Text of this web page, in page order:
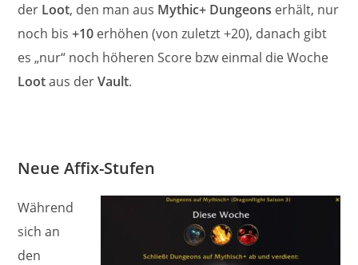
der Loot, den man aus Mythic+ Dungeons erhält, nur
noch bis+10 erhöhen (von zuletzt +20), danach gibt
es „nur“ noch höheren Score bzw einmal die Woche
Lootaus derVault.
Neue Affix-Stufen
Während
sich an
den